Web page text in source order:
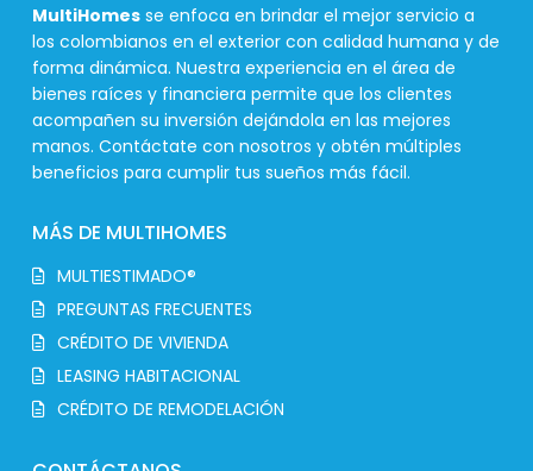
MultiHomes se enfoca en brindar el mejor servicio a
los colombianos en el exterior con calidad humana y de
forma dinámica. Nuestra experiencia en el área de
bienes raíces y financiera permite que los clientes
acompañen su inversión dejándola en las mejores
manos. Contáctate con nosotros y obtén múltiples
beneficios para cumplir tus sueños más fácil.
MÁS DE MULTIHOMES
MULTIESTIMADO®
PREGUNTAS FRECUENTES
CRÉDITO DE VIVIENDA
LEASING HABITACIONAL
CRÉDITO DE REMODELACIÓN